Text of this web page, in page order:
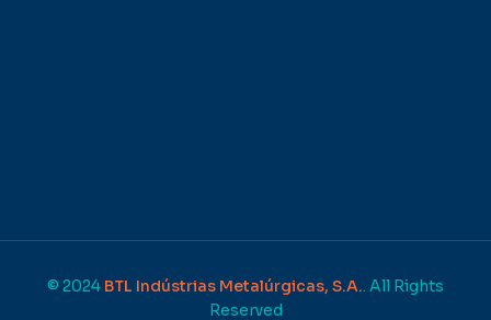
© 2024 BTL Indústrias Metalúrgicas, S.A.. All Rights
Reserved